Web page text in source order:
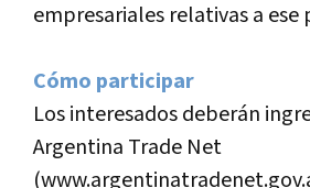
empresariales relativas a ese
Cómo participar
Los interesados deberán
Argentina Trade Net